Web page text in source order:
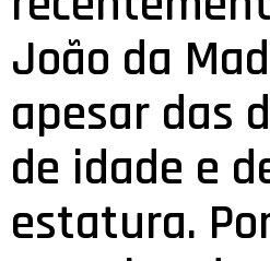
João da
apesar das
de idade e
estatura.